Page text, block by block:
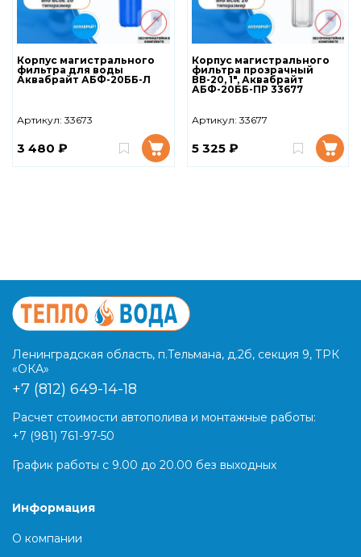
Корпус магистрального
фильтра для воды
Аквабрайт АБФ-20ББ-Л
Артикул: 33673
3 480 ₽
Корпус магистрального
фильтра прозрачный
ВВ-20, 1", Аквабрайт
АБФ-20ББ-ПР 33677
Артикул: 33677
5 325 ₽
Ленинградская область, п.Тельмана, д.2б, секция 9, ТРК
«ОКА»
+7 (812) 649-14-18
Расчет стоимости автополива и монтажные работы:
+7 (981) 761-97-50
График работы с 9.00 до 20.00 без выходных
Информация
О компании